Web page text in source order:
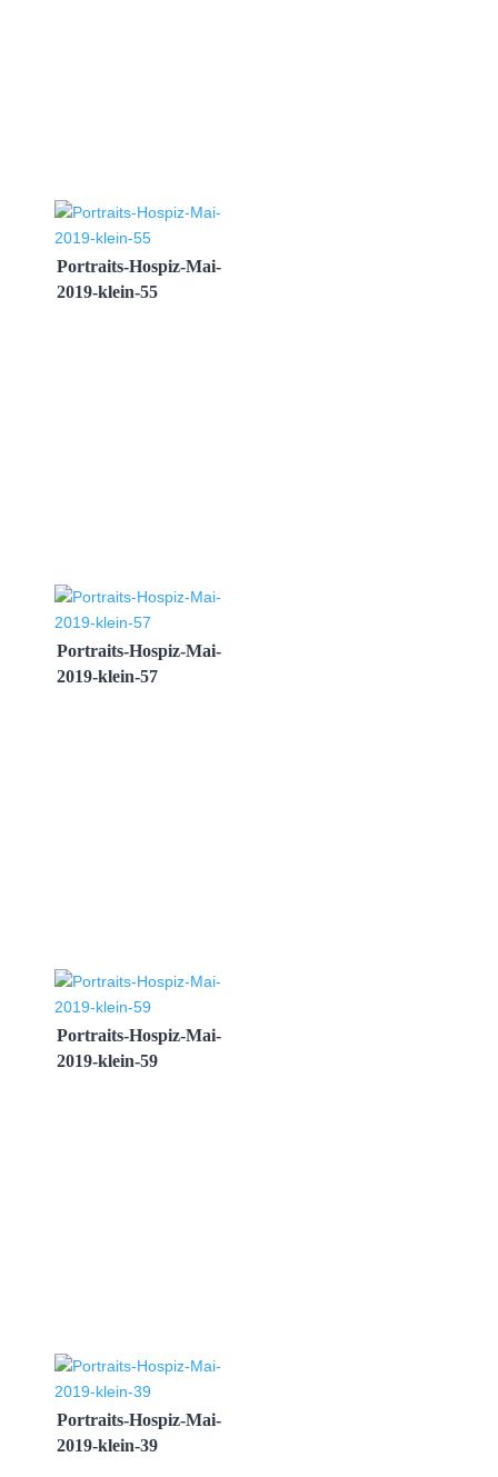
Portraits-Hospiz-Mai-
2019-klein-55
Portraits-Hospiz-Mai-
2019-klein-57
Portraits-Hospiz-Mai-
2019-klein-59
Portraits-Hospiz-Mai-
2019-klein-39